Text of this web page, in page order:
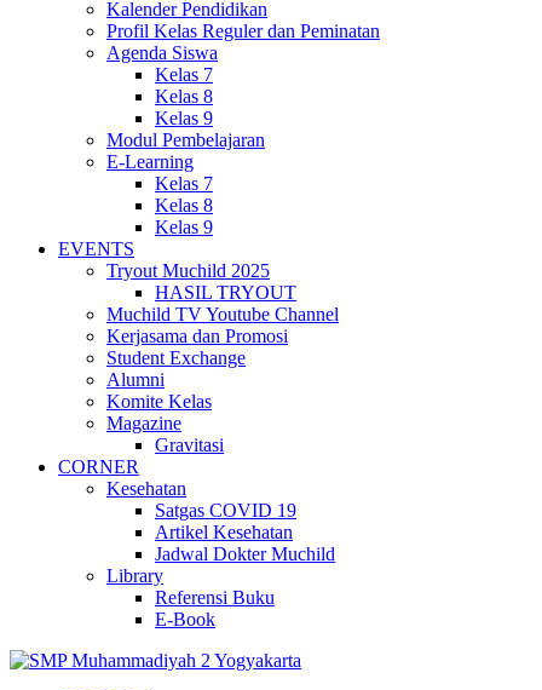
Kalender Pendidikan
Profil Kelas Reguler dan Peminatan
Agenda Siswa
Kelas 7
Kelas 8
Kelas 9
Modul Pembelajaran
E-Learning
Kelas 7
Kelas 8
Kelas 9
EVENTS
Tryout Muchild 2025
HASIL TRYOUT
Muchild TV Youtube Channel
Kerjasama dan Promosi
Student Exchange
Alumni
Komite Kelas
Magazine
Gravitasi
CORNER
Kesehatan
Satgas COVID 19
Artikel Kesehatan
Jadwal Dokter Muchild
Library
Referensi Buku
E-Book